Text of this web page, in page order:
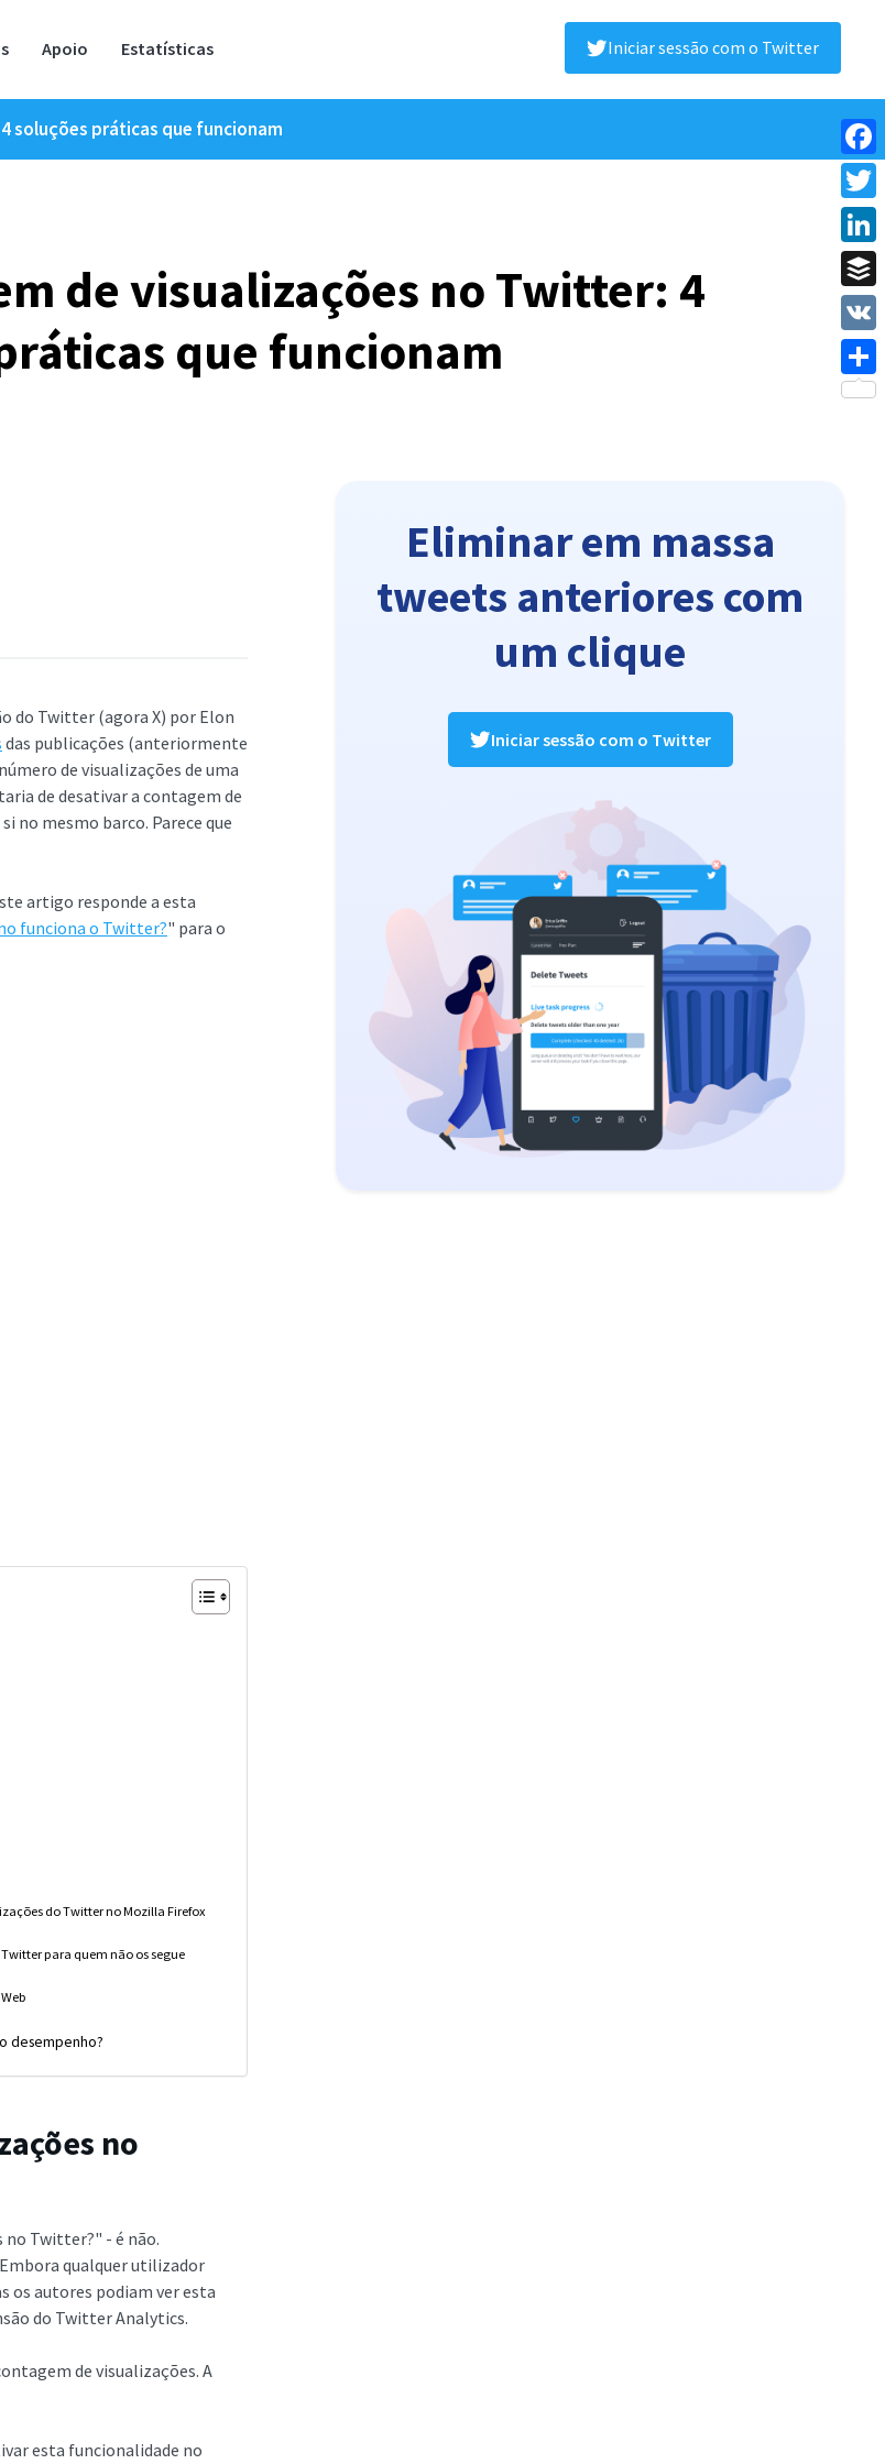
Apoio Estatísticas Iniciar sessão com o Twitter
soluções práticas que funcionam
de visualizações no Twitter: 4
que funcionam
do Twitter (agora X) por Elon
das publicações (anteriormente
de visualizações de uma
de desativar a contagem de
no mesmo barco. Parece que
artigo responde a esta
funciona o Twitter?" para o
do Twitter no Mozilla Firefox
para quem não os segue
desempenho?
no
no Twitter?" - é não.
qualquer utilizador
os autores podiam ver esta
do Twitter Analytics.
de visualizações. A
esta funcionalidade no
Eliminar em massa
tweets anteriores com
um clique
Iniciar sessão com o Twitter
VK